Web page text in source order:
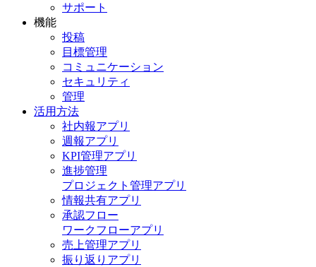
サポート
機能
投稿
目標管理
コミュニケーション
セキュリティ
管理
活用方法
社内報アプリ
週報アプリ
KPI管理アプリ
進捗管理
プロジェクト管理アプリ
情報共有アプリ
承認フロー
ワークフローアプリ
売上管理アプリ
振り返りアプリ